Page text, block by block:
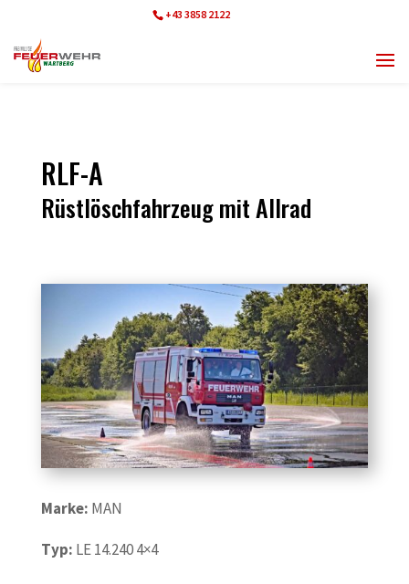
+43 3858 2122
RLF-A
Rüstlöschfahrzeug mit Allrad
Marke: MAN
Typ: LE 14.240 4×4